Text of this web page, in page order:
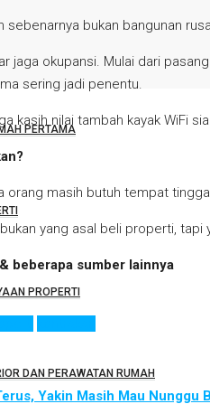
PERTAMA
PROPERTI
DAN PERAWATAN RUMAH
sebenarnya bukan bangunan
jaga okupansi. Mulai dari
sering jadi penentu.
kasih nilai tambah kayak WiFi
orang masih butuh tempat
yang asal beli properti,
beberapa sumber lainnya
Yakin Masih Mau Nunggu